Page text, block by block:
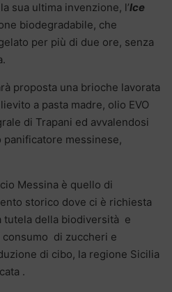
sua ultima invenzione, l’Ice
biodegradabile, che
per più di due ore, senza
proposta una brioche lavorata
a pasta madre, olio EVO
di Trapani ed avvalendosi
messinese,
Messina è quello di
storico dove ci è richiesta
tutela della biodiversità e
consumo di zuccheri e
di cibo, la regione Sicilia
.